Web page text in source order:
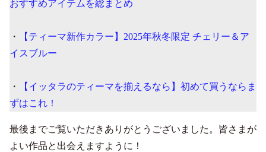
おすすめアイテムを総まとめ
・
【ティーマ新作カラー】2025年秋冬限定 チェリー＆ア
イスブルー
・
【イッタラのティーマを揃えるなら】初めて買うならま
ずはこれ！
最後までご覧いただきありがとうございました。皆さまが
よい作品と出会えますように！